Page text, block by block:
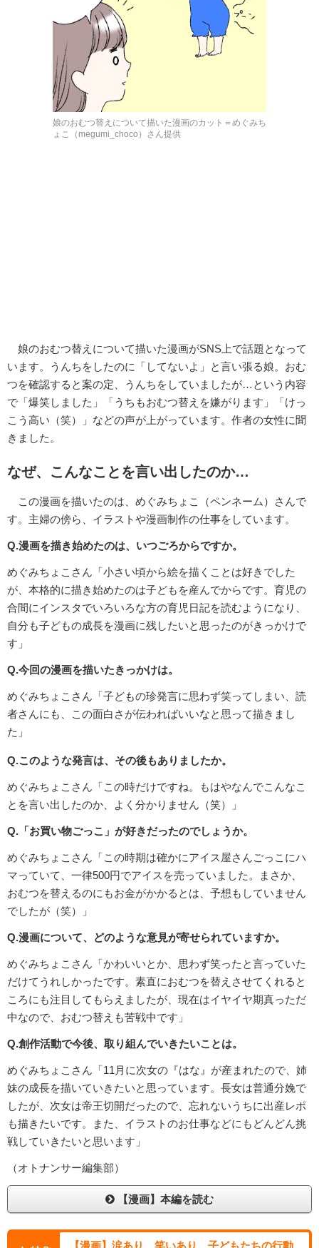
娘のおむつ替えについて描いた漫画のカット＝めぐみち
ょこ（megumi_choco）さん提供
娘のおむつ替えについて描いた漫画がSNS上で話題となって
います。うんちをしたのに「してないよ」と言い張る娘。おむ
つを確認すると案の定、うんちをしていましたが…という内容
で「爆笑しました」「うちもおむつ替えを嫌がります」「けっ
こう高い（笑）」などの声が上がっています。作者の女性に聞
きました。
なぜ、こんなことを言い出したのか…
この漫画を描いたのは、めぐみちょこ（ペンネーム）さんで
す。主婦の傍ら、イラストや漫画制作の仕事をしています。
Q.漫画を描き始めたのは、いつごろからですか。
めぐみちょこさん「小さい頃から絵を描くことは好きでした
が、本格的に描き始めたのは子どもを産んでからです。育児の
合間にインスタでいろいろな方の育児日記を読むようになり、
自分も子どもの成長を漫画に残したいと思ったのがきっかけで
す」
Q.今回の漫画を描いたきっかけは。
めぐみちょこさん「子どもの珍発言に思わず笑ってしまい、読
者さんにも、この面白さが伝わればいいなと思って描きまし
た」
Q.このような発言は、その後もありましたか。
めぐみちょこさん「この時だけですね。もはやなんでこんなこ
とを言い出したのか、よく分かりません（笑）」
Q.「お買い物ごっこ」が好きだったのでしょうか。
めぐみちょこさん「この時期は確かにアイス屋さんごっこにハ
マっていて、一律500円でアイスを売っていました。まさか、
おむつを替えるのにもお金がかかるとは、予想もしていません
でしたが（笑）」
Q.漫画について、どのような意見が寄せられていますか。
めぐみちょこさん「かわいいとか、思わず笑ったと言っていた
だけてうれしかったです。素直におむつを替えさせてくれると
ころにも注目してもらえましたが、現在はイヤイヤ期真っただ
中なので、おむつ替えも苦戦中です」
Q.創作活動で今後、取り組んでいきたいことは。
めぐみちょこさん「11月に次女の『はな』が産まれたので、姉
妹の成長を描いていきたいと思っています。長女は普通分娩で
したが、次女は帝王切開だったので、忘れないうちに出産レポ
も描きたいです。また、イラストのお仕事などにもどんどん挑
戦していきたいと思います」
（オトナンサー編集部）
【漫画】本編を読む
【漫画】涙あり、笑いあり…子どもたちの行動